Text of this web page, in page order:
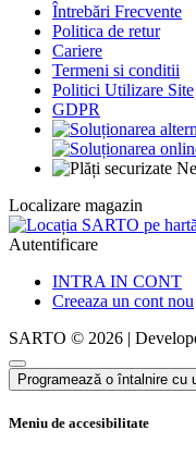
Întrebări Frecvente
Politica de retur
Cariere
Termeni si conditii
Politici Utilizare Site
GDPR
Localizare magazin
Autentificare
INTRA IN CONT
Creeaza un cont nou
SARTO © 2026 |
Programează o întalnire cu
Meniu de accesibilitate